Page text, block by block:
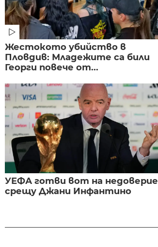
Жестокото убийство в
Пловдив: Младежите са били
Георги повече от...
УЕФА готви вот на недоверие
срещу Джани Инфантино